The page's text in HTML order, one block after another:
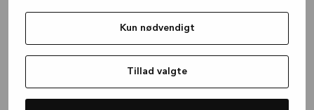
Kun nødvendigt
Tillad valgte
(see the browser console for more
information).